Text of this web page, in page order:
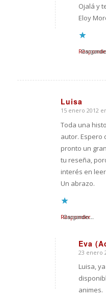
Ojalá y
Eloy
Luisa
Dice:
15 enero 2012
Toda una
autor. Espero
pronto un
tu reseña,
interés en
Un abrazo.
Cargando...
Responder
Eva
Dice:
23 enero
Luisa,
animes.